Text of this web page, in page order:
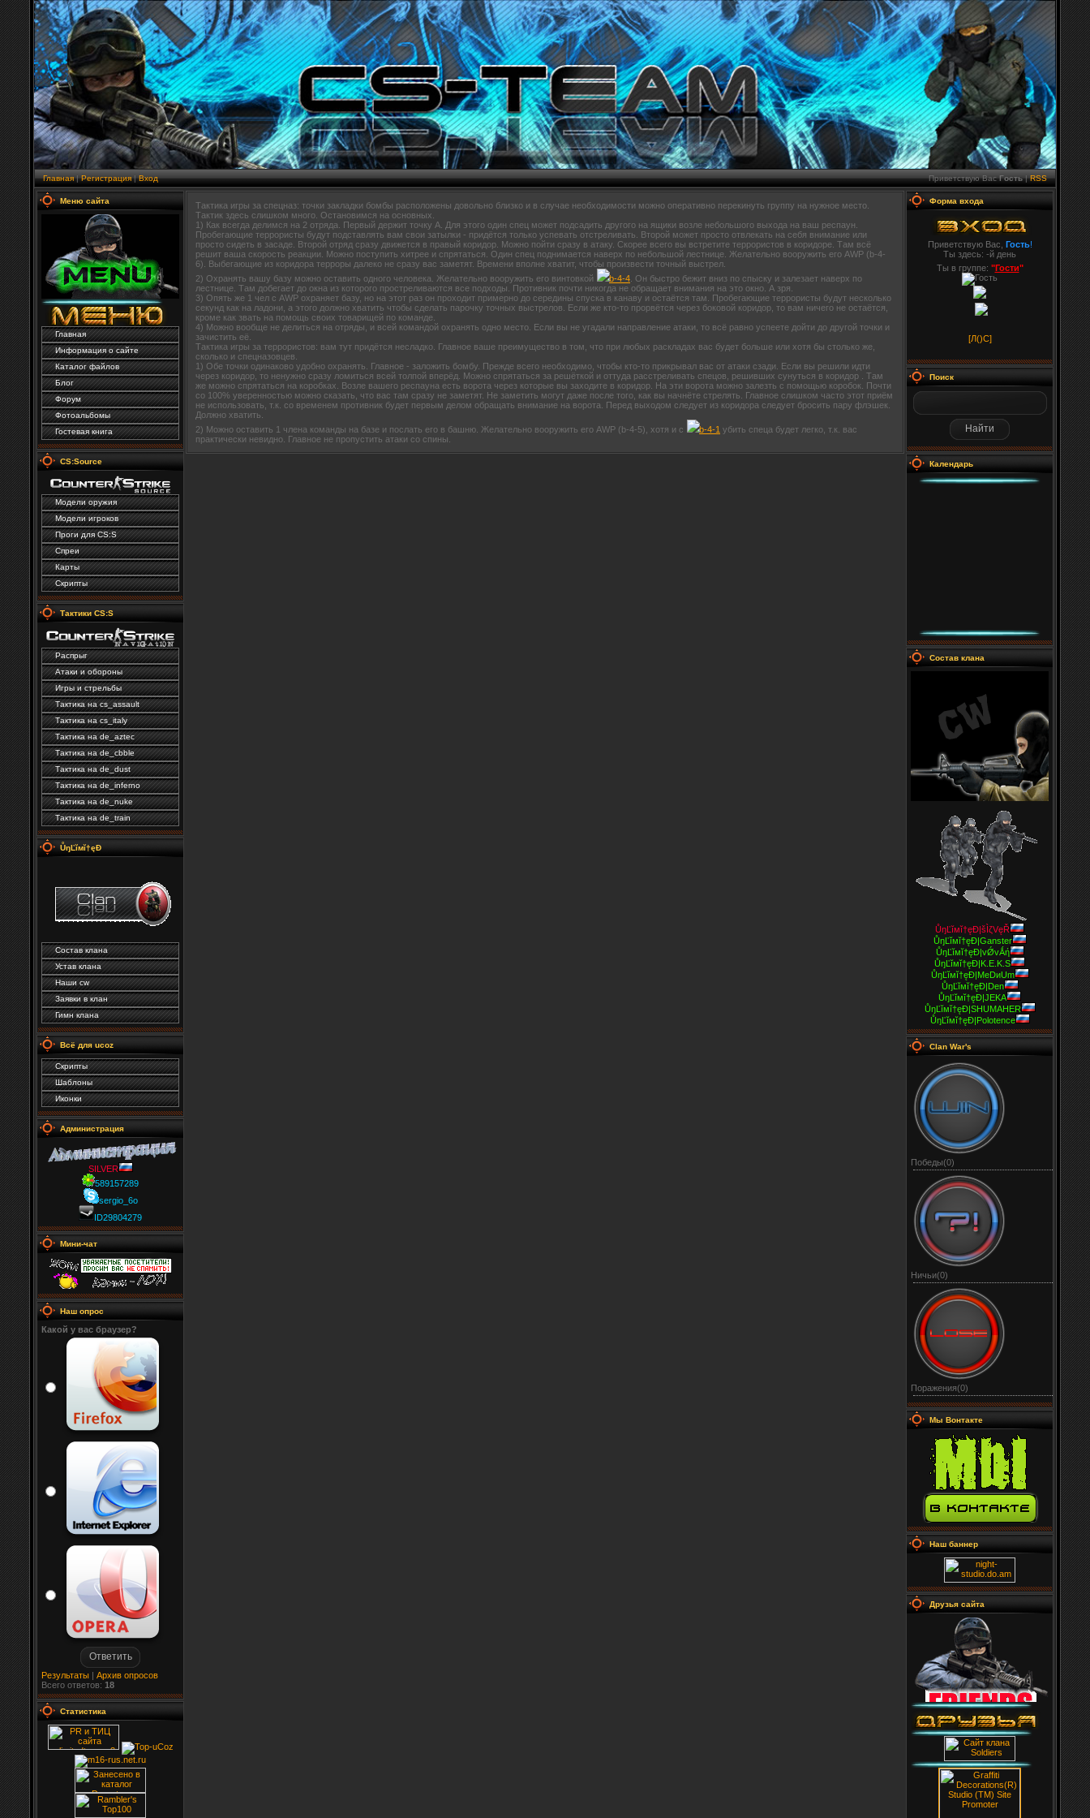
Главная|Регистрация|Вход Приветствую Вас Гость|RSS
Меню сайта
Главная
Информация о сайте
Каталог файлов
Блог
Форум
Фотоальбомы
Гостевая книга
CS:Source
Модели оружия
Модели игроков
Проги для CS:S
Спреи
Карты
Скрипты
Тактики CS:S
Распрыг
Атаки и обороны
Игры и стрельбы
Тактика на cs_assault
Тактика на сs_italy
Тактика на de_aztec
Тактика на de_cbble
Тактика на de_dust
Тактика на de_inferno
Тактика на de_nuke
Тактика на de_train
ŮŋĽĭмĭ†ęÐ
Состав клана
Устав клана
Наши cw
Заявки в клан
Гимн клана
Всё для ucoz
Скрипты
Шаблоны
Иконки
Администрация
SILVER
589157289
sergio_6o
ID29804279
Мини-чат
Наш опрос
Какой у вас браузер?
Результаты | Архив опросов
Всего ответов: 18
Статистика
Тактика игры за спецназ: точки закладки бомбы расположены довольно близко и в случае необходимости можно оперативно перекинуть группу на нужное место.
Тактик здесь слишком много. Остановимся на основных.
1) Как всегда делимся на 2 отряда. Первый держит точку А. Для этого один спец может подсадить другого на ящики возле небольшого выхода на ваш респаун.
Пробегающие террористы будут подставлять вам свои затылки - придётся только успевать отстреливать. Второй может просто отвлекать на себя внимание или
просто сидеть в засаде. Второй отряд сразу движется в правый коридор. Можно пойти сразу в атаку. Скорее всего вы встретите террористов в коридоре. Там всё
решит ваша скорость реакции. Можно поступить хитрее и спрятаться. Один спец поднимается наверх по небольшой лестнице. Желательно вооружить его AWP (b-4-
6). Выбегающие из коридора терроры далеко не сразу вас заметят. Времени вполне хватит, чтобы произвести точный выстрел.
2) Охранять вашу базу можно оставить одного человека. Желательно вооружить его винтовкой
b-4-4 . Он быстро бежит вниз по спыску и залезает наверх по
лестнице. Там добегает до окна из которого простреливаются все подходы. Противник почти никогда не обращает внимания на это окно. А зря.
3) Опять же 1 чел с AWP охраняет базу, но на этот раз он проходит примерно до середины спуска в канаву и остаётся там. Пробегающие террористы будут несколько
секунд как на ладони, а этого должно хватить чтобы сделать парочку точных выстрелов. Если же кто-то прорвётся через боковой коридор, то вам ничего не остаётся,
кроме как звать на помощь своих товарищей по команде.
4) Можно вообще не делиться на отряды, и всей командой охранять одно место. Если вы не угадали направление атаки, то всё равно успеете дойти до другой точки и
зачистить её.
Тактика игры за террористов: вам тут придётся несладко. Главное ваше преимущество в том, что при любых раскладах вас будет больше или хотя бы столько же,
сколько и спецназовцев.
1) Обе точки одинаково удобно охранять. Главное - заложить бомбу. Прежде всего необходимо, чтобы кто-то прикрывал вас от атаки сзади. Если вы решили идти
через коридор, то ненужно сразу ломиться всей толпой вперёд. Можно спрятаться за решёткой и оттуда расстреливать спецов, решивших сунуться в коридор . Там
же можно спрятаться на коробках. Возле вашего респауна есть ворота через которые вы заходите в коридор. На эти ворота можно залезть с помощью коробок. Почти
со 100% уверенностью можно сказать, что вас там сразу не заметят. Не заметить могут даже после того, как вы начнёте стрелять. Главное слишком часто этот приём
не использовать, т.к. со временем противник будет первым делом обращать внимание на ворота. Перед выходом следует из коридора следует бросить пару флэшек.
Должно хватить.
2) Можно оставить 1 члена команды на базе и послать его в башню. Желательно вооружить его AWP (b-4-5), хотя и с
b-4-1 убить спеца будет легко, т.к. вас
практически невидно. Главное не пропустить атаки со спины.
Форма входа
Приветствую Вас, Гость!
Ты здесь: -й день
Ты в группе: "Гости"
[Л()С]
Поиск
Календарь
Состав клана
ŮŋĽĭмĭ†ęĐ|šÌζVęŘ
ŮŋĽĭмĭ†ęĐ|Ganster
ŮŋĽĭмĭ†ęĐ|vǾvǺή
ŮŋĽĭмĭ†ęĐ|K.E.K.S
ŮŋĽĭмĭ†ęĐ|MeDиUm
ŮŋĽĭмĭ†ęĐ|Den
ŮŋĽĭмĭ†ęĐ|JEKA
ŮŋĽĭмĭ†ęĐ|SHUMAHER
ŮŋĽĭмĭ†ęĐ|Polotence
Clan War's
Победы(0)
Ничьи(0)
Поражения(0)
Мы Вонтакте
Наш баннер
Друзья сайта